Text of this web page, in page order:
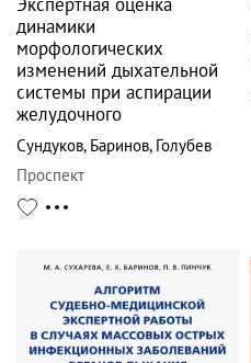
динамики
морфологических
изменений дыхательной
системы при аспирации
желудочного
Сундуков, Баринов, Голубев
Проспект